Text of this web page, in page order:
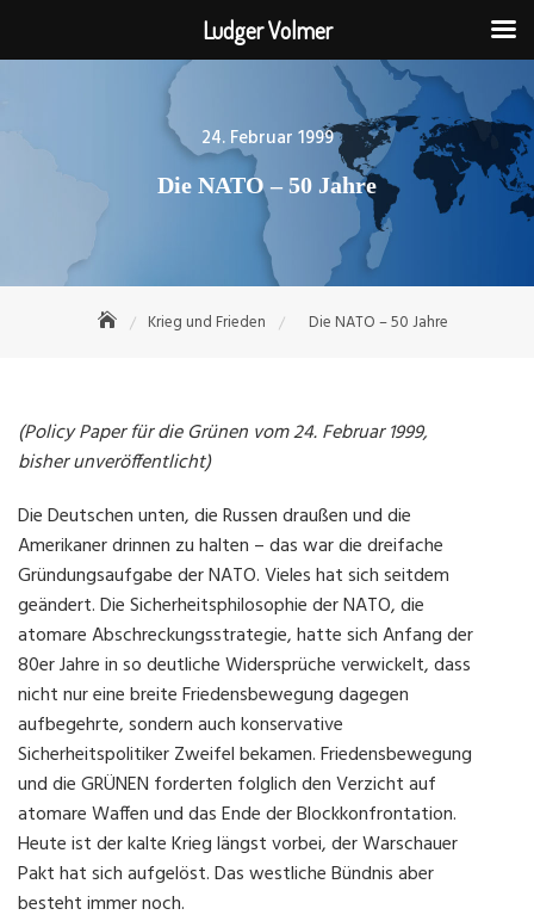
Posted
24. Februar 1999
Die NATO – 50 Jahre
Krieg und Frieden Die NATO – 50 Jahre
(Policy Paper für die Grünen vom 24. Februar 1999,
bisher unveröffentlicht)
Die Deutschen unten, die Russen draußen und die
Amerikaner drinnen zu halten – das war die dreifache
Gründungsaufgabe der NATO. Vieles hat sich seitdem
geändert. Die Sicherheitsphilosophie der NATO, die
atomare Abschreckungsstrategie, hatte sich Anfang der
80er Jahre in so deutliche Widersprüche verwickelt, dass
nicht nur eine breite Friedensbewegung dagegen
aufbegehrte, sondern auch konservative
Sicherheitspolitiker Zweifel bekamen. Friedensbewegung
und die GRÜNEN forderten folglich den Verzicht auf
atomare Waffen und das Ende der Blockkonfrontation.
Heute ist der kalte Krieg längst vorbei, der Warschauer
Pakt hat sich aufgelöst. Das westliche Bündnis aber
besteht immer noch.
Ludger Volmer